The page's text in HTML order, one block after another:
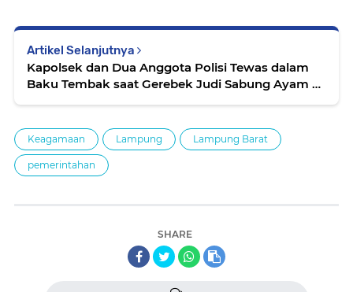
Artikel Selanjutnya
Kapolsek dan Dua Anggota Polisi Tewas dalam
Baku Tembak saat Gerebek Judi Sabung Ayam di
Keagamaan Lampung Lampung Barat
pemerintahan
SHARE